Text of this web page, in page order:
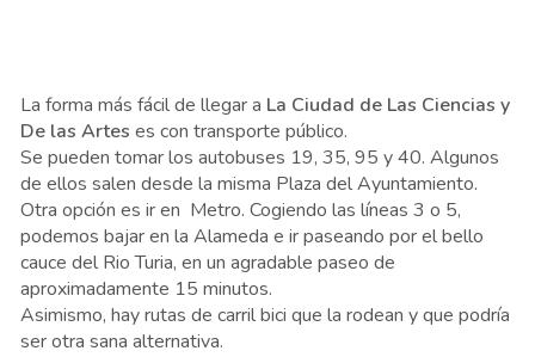
La forma más fácil de llegar a La Ciudad de Las Ciencias y
De las Artes es con transporte público.
Se pueden tomar los autobuses 19, 35, 95 y 40. Algunos
de ellos salen desde la misma Plaza del Ayuntamiento.
Otra opción es ir en Metro. Cogiendo las líneas 3 o 5,
podemos bajar en la Alameda e ir paseando por el bello
cauce del Rio Turia, en un agradable paseo de
aproximadamente 15 minutos.
Asimismo, hay rutas de carril bici que la rodean y que podría
ser otra sana alternativa.